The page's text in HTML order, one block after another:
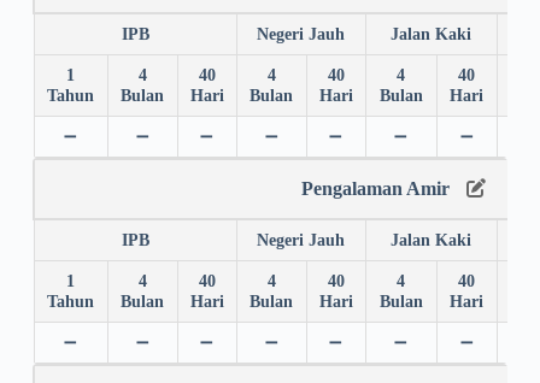
IPB Negeri Jauh Jalan Kaki
1
Tahun
4
Bulan
40
Hari
4
Bulan
40
Hari
4
Bulan
40
Hari
➖ ➖ ➖ ➖ ➖ ➖ ➖
Pengalaman Amir
IPB Negeri Jauh Jalan Kaki
1
Tahun
4
Bulan
40
Hari
4
Bulan
40
Hari
4
Bulan
40
Hari
➖ ➖ ➖ ➖ ➖ ➖ ➖